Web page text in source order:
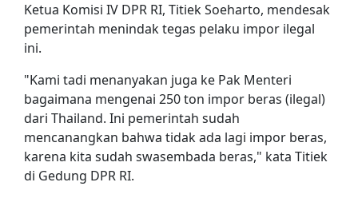
Ketua Komisi IV DPR RI, Titiek Soeharto, mendesak
pemerintah menindak tegas pelaku impor ilegal
ini.
"Kami tadi menanyakan juga ke Pak Menteri
bagaimana mengenai 250 ton impor beras (ilegal)
dari Thailand. Ini pemerintah sudah
mencanangkan bahwa tidak ada lagi impor beras,
karena kita sudah swasembada beras," kata Titiek
di Gedung DPR RI.